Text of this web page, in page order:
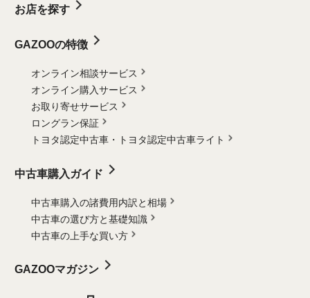
お店を探す
GAZOOの特徴
オンライン相談サービス
オンライン購入サービス
お取り寄せサービス
ロングラン保証
トヨタ認定中古車・
トヨタ認定中古車ライト
中古車購入ガイド
中古車購入の諸費用内訳と相場
中古車の選び方と基礎知識
中古車の上手な買い方
GAZOOマガジン